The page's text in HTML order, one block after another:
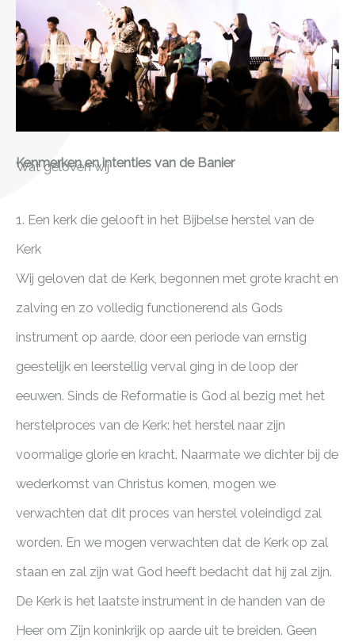
Wat geloven wij
Kenmerken en intenties van de Banier
1. Een kerk die gelooft in het Bijbelse herstel van de
Kerk
Wij geloven dat de Kerk, begonnen met grote kracht en
zalving en zo volledig functionerend als Gods
instrument op aarde, door een periode van ernstig
geestelijk en leerstellig verval ging in de loop der
eeuwen. Sinds de Reformatie is God al bezig met het
herstelproces van de Kerk: het herstel naar zijn
voormalige glorie en kracht. Naarmate we dichter bij de
wederkomst van Christus komen, mogen we
verwachten dat dit proces van herstel voleindigd zal
worden. En we mogen verwachten dat de Kerk op zal
staan en zal zijn wat God heeft bedacht dat hij zal zijn.
De Kerk is het laatste instrument in de handen van de
Heer om Zijn koninkrijk op aarde uit te breiden. Geen